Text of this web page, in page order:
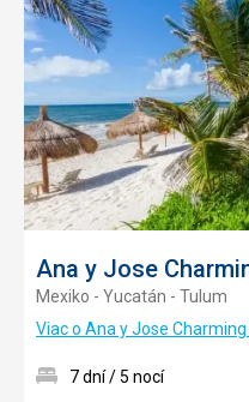
Ana y Jose
Mexiko - Yucatán - Tulum
Viac o Ana y Jose
7 dní / 5 nocí